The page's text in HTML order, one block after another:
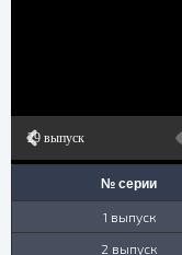
29 выпуск
№ серии
1 выпуск
2 выпуск